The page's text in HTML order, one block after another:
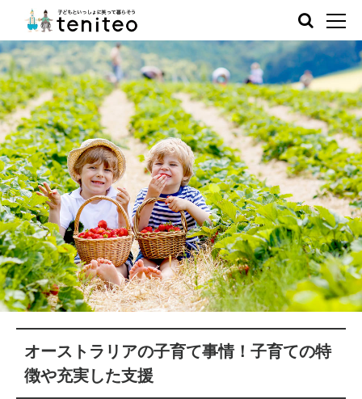
オーストラリアの子育て事情！子育ての特
徴や充実した支援